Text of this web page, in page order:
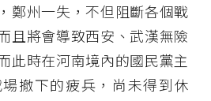
鄭州一失，不但阻斷各個戰
且將會導致西安、武漢無險
此時在河南境內的國民黨主
撤下的疲兵，尚未得到休